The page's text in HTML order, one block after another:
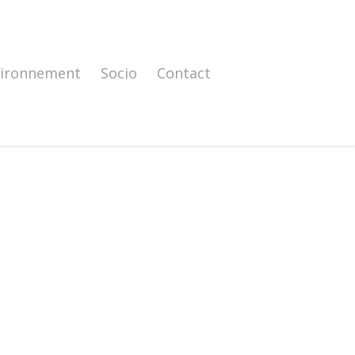
Socio Contact